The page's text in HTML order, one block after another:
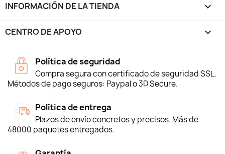
INFORMACIÓN DE LA TIENDA keyboard_arrow_down
CENTRO DE APOYO 
Política de seguridad
Compra segura con certificado de seguridad SSL.
Métodos de pago seguros: Paypal o 3D Secure.
Política de entrega
Plazos de envío concretos y precisos. Más de
48000 paquetes entregados.